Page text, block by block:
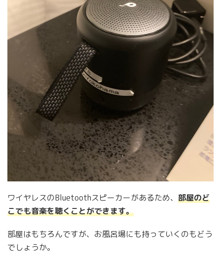
ワイヤレスのBluetoothスピーカーがあるため、 部屋のど
こでも音楽を聴くことができます。
部屋はもちろんですが、お風呂場にも持っていくのもどう
でしょうか。